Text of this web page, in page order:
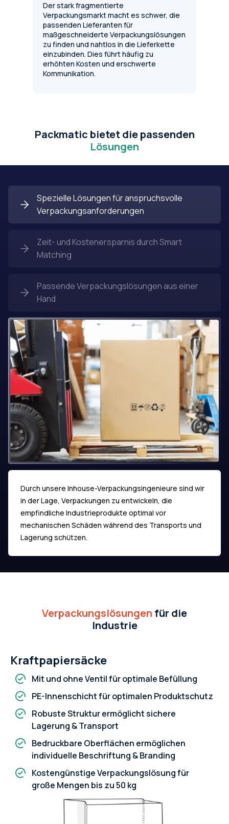
Der stark fragmentierte
Verpackungsmarkt macht es schwer, die
passenden Lieferanten für
maßgeschneiderte Verpackungslösungen
zu finden und nahtlos in die Lieferkette
einzubinden. Dies führt häufig zu
erhöhten Kosten und erschwerte
Kommunikation.
Packmatic bietet die passenden
Lösungen
Spezielle Lösungen für anspruchsvolle
Verpackungsanforderungen
Zeit- und Kostenersparnis durch Smart
Matching
Passende Verpackungslösungen aus einer
Hand
Durch unsere Inhouse-Verpackungsingenieure sind wir
in der Lage, Verpackungen zu entwickeln, die
empfindliche Industrieprodukte optimal vor
mechanischen Schäden während des Transports und
Lagerung schützen.
Verpackungslösungen für die
Industrie
Kraftpapiersäcke
Mit und ohne Ventil für optimale Befüllung
PE-Innenschicht für optimalen Produktschutz
Robuste Struktur ermöglicht sichere
Lagerung & Transport
Bedruckbare Oberflächen ermöglichen
individuelle Beschriftung & Branding
Kostengünstige Verpackungslösung für
große Mengen bis zu 50 kg